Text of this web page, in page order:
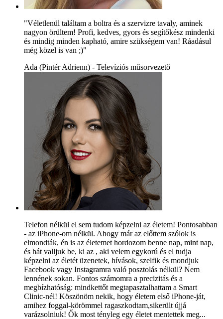
"Véletlenül találtam a boltra és a szervizre tavaly, aminek
nagyon örültem! Profi, kedves, gyors és segítőkész mindenki
és mindig minden kapható, amire szükségem van! Ráadásul
még közel is van ;)"
Ada (Pintér Adrienn) - Televíziós műsorvezető
Telefon nélkül el sem tudom képzelni az életem! Pontosabban
- az iPhone-om nélkül. Ahogy már az előttem szólok is
elmondták, én is az életemet hordozom benne nap, mint nap,
és hát valljuk be, ki az , aki velem egykorú és el tudja
képzelni az életét üzenetek, hívások, szelfik és mondjuk
Facebook vagy Instagramra való posztolás nélkül? Nem
lennének sokan. Fontos számomra a precizitás és a
megbízhatóság: mindkettőt megtapasztalhattam a Smart
Clinic-nél! Köszönöm nekik, hogy életem első iPhone-ját,
amihez foggal-körömmel ragaszkodtam,sikerült újjá
varázsolniuk! Ők most tényleg egy életet mentettek meg...